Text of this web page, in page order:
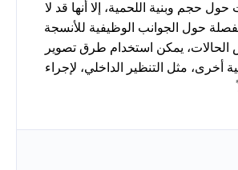
حجم وبنية اللحمية، إلا أنها قد لا
حول الجوانب الوظيفية للأنسجة
الحالات، يمكن استخدام طرق تصوير
أخرى، مثل التنظير الداخلي، لإجراء